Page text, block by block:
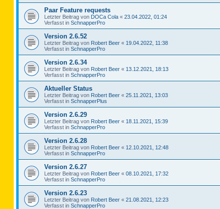
Paar Feature requests
Letzter Beitrag von DOCa Cola « 23.04.2022, 01:24
Verfasst in SchnapperPro
Version 2.6.52
Letzter Beitrag von Robert Beer « 19.04.2022, 11:38
Verfasst in SchnapperPro
Version 2.6.34
Letzter Beitrag von Robert Beer « 13.12.2021, 18:13
Verfasst in SchnapperPro
Aktueller Status
Letzter Beitrag von Robert Beer « 25.11.2021, 13:03
Verfasst in SchnapperPlus
Version 2.6.29
Letzter Beitrag von Robert Beer « 18.11.2021, 15:39
Verfasst in SchnapperPro
Version 2.6.28
Letzter Beitrag von Robert Beer « 12.10.2021, 12:48
Verfasst in SchnapperPro
Version 2.6.27
Letzter Beitrag von Robert Beer « 08.10.2021, 17:32
Verfasst in SchnapperPro
Version 2.6.23
Letzter Beitrag von Robert Beer « 21.08.2021, 12:23
Verfasst in SchnapperPro